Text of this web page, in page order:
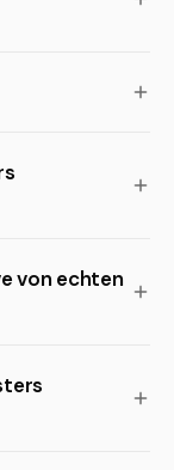
von echten